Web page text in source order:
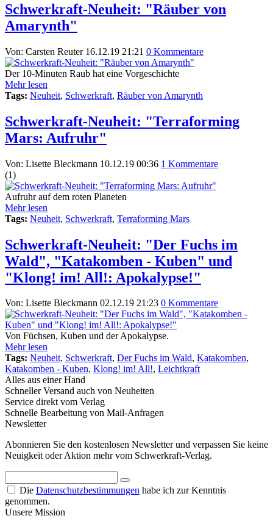
Schwerkraft-Neuheit: "Räuber von
Amarynth"
Von: Carsten Reuter 16.12.19 21:21 0 Kommentare
Der 10-Minuten Raub hat eine Vorgeschichte
Mehr lesen
Tags: Neuheit, Schwerkraft, Räuber von Amarynth
Schwerkraft-Neuheit: "Terraforming
Mars: Aufruhr"
Von: Lisette Bleckmann 10.12.19 00:36 1 Kommentare
(1)
Aufruhr auf dem roten Planeten
Mehr lesen
Tags: Neuheit, Schwerkraft, Terraforming Mars
Schwerkraft-Neuheit: "Der Fuchs im
Wald", "Katakomben - Kuben" und
"Klong! im! All!: Apokalypse!"
Von: Lisette Bleckmann 02.12.19 21:23 0 Kommentare
Von Füchsen, Kuben und der Apokalypse.
Mehr lesen
Tags: Neuheit, Schwerkraft, Der Fuchs im Wald, Katakomben,
Katakomben - Kuben, Klong! im! All!, Leichtkraft
Alles aus einer Hand
Schneller Versand auch von Neuheiten
Service direkt vom Verlag
Schnelle Bearbeitung von Mail-Anfragen
Newsletter
Abonnieren Sie den kostenlosen Newsletter und verpassen Sie keine
Neuigkeit oder Aktion mehr vom Schwerkraft-Verlag.
Die Datenschutzbestimmungen habe ich zur Kenntnis
genommen.
Unsere Mission